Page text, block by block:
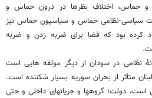
و حماس، اختلاف نظرها در درون حماس و
سیاسی-نظامی حماس و سیاسیون حماس نیز
کرده بود که فضا برای ضربه زدن و ضربه
نظامی در سودان از دیگر مولفه هایی است
متأثر از بحران سوریه بسیار شکننده است.
دولت؛ گروهها و جریانهای داخلی و حتی